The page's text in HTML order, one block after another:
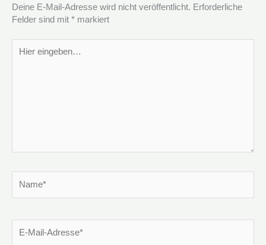
Deine E-Mail-Adresse wird nicht veröffentlicht. Erforderliche
Felder sind mit * markiert
eingeben…
Mail-